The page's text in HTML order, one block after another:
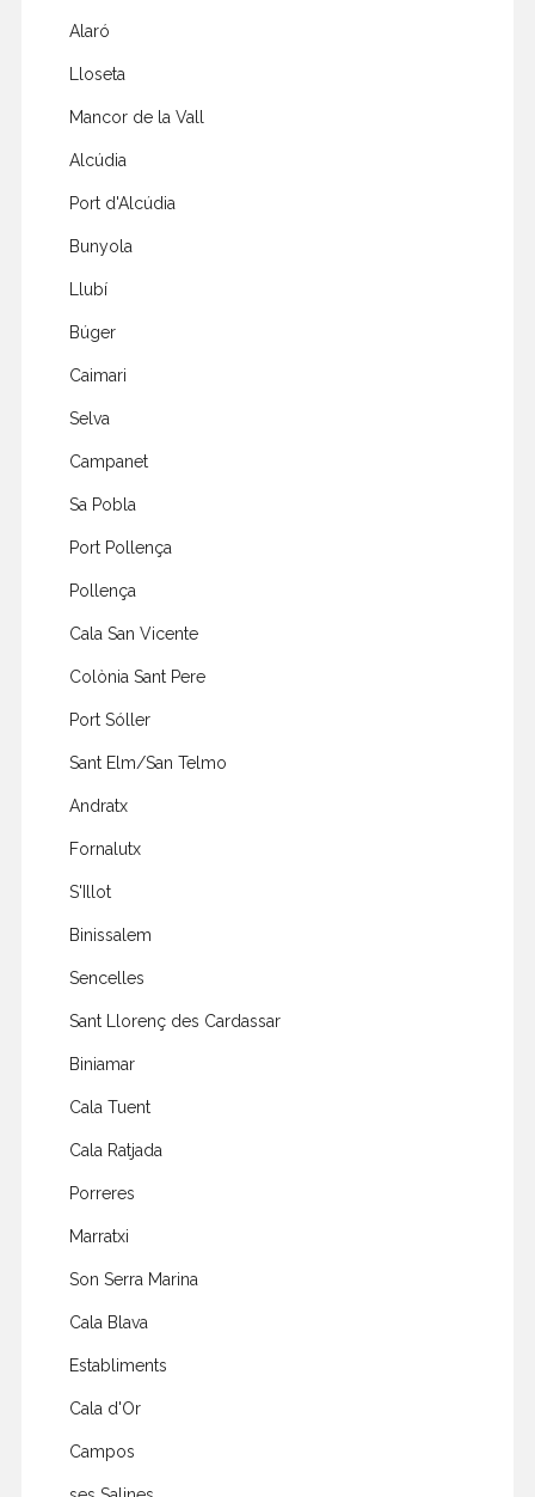
Alaró
Lloseta
Mancor de la Vall
Alcúdia
Port d'Alcúdia
Bunyola
Llubí
Búger
Caimari
Selva
Campanet
Sa Pobla
Port Pollença
Pollença
Cala San Vicente
Colònia Sant Pere
Port Sóller
Sant Elm/San Telmo
Andratx
Fornalutx
S'Illot
Binissalem
Sencelles
Sant Llorenç des Cardassar
Biniamar
Cala Tuent
Cala Ratjada
Porreres
Marratxi
Son Serra Marina
Cala Blava
Establiments
Cala d'Or
Campos